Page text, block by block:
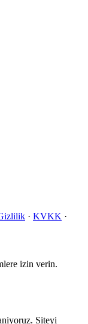
· KVKK ·
izin verin.
Siteyi